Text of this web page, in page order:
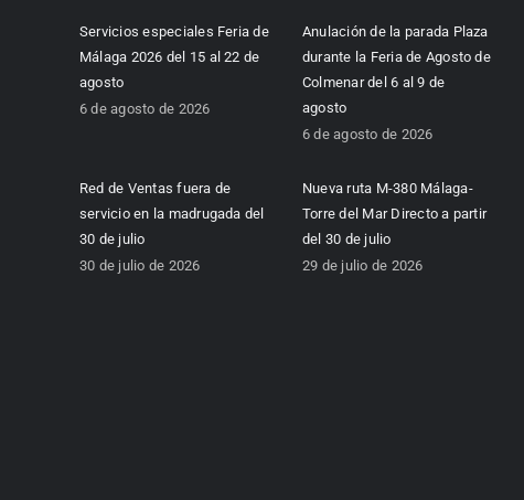
Servicios especiales Feria de
Málaga 2026 del 15 al 22 de
agosto
6 de agosto de 2026
Anulación de la parada Plaza
durante la Feria de Agosto de
Colmenar del 6 al 9 de
agosto
6 de agosto de 2026
Red de Ventas fuera de
servicio en la madrugada del
30 de julio
30 de julio de 2026
Nueva ruta M-380 Málaga-
Torre del Mar Directo a partir
del 30 de julio
29 de julio de 2026